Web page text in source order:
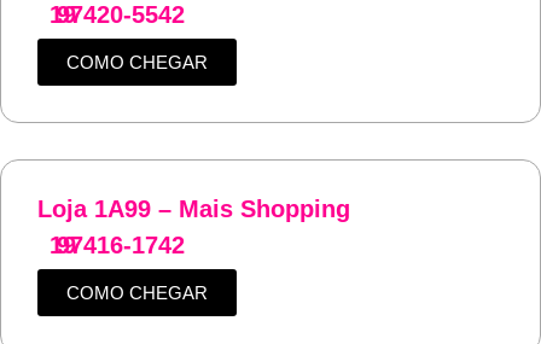
19
97420-5542
COMO CHEGAR
Loja 1A99 – Mais Shopping
19
97416-1742
COMO CHEGAR